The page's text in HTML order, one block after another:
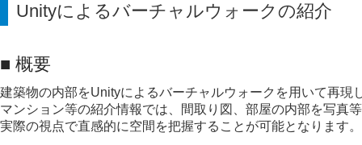
Unityによるバーチャルウォークの紹介
■ 概要
建築物の内部をUnityによるバーチャルウォークを用いて再現
マンション等の紹介情報では、間取り図、部屋の内部を写真
実際の視点で直感的に空間を把握することが可能となります。